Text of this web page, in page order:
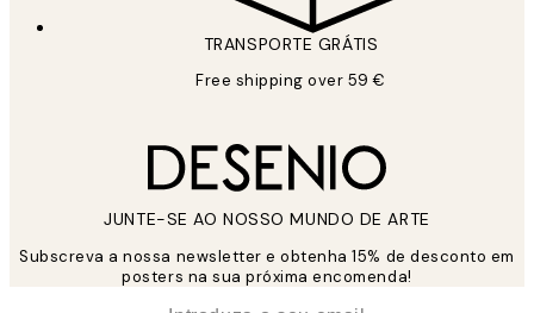
TRANSPORTE GRÁTIS
Free shipping over 59 €
JUNTE-SE AO NOSSO MUNDO DE ARTE
Subscreva a nossa newsletter e obtenha 15% de desconto em
posters na sua próxima encomenda!